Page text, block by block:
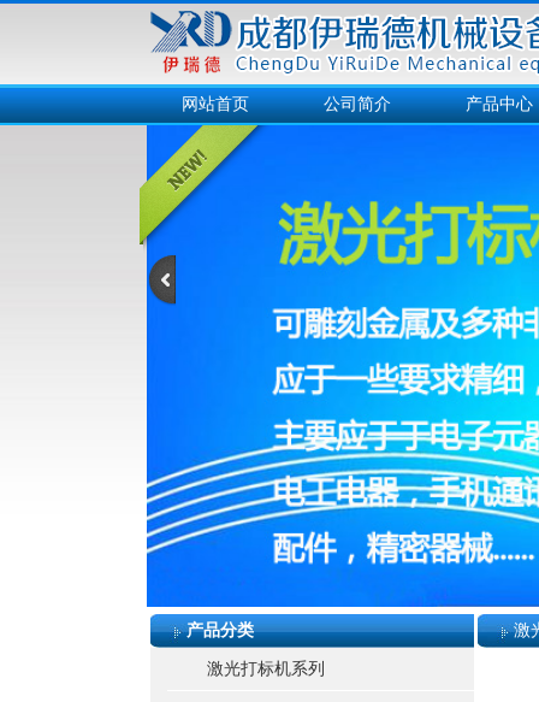
网站首页 公司简介 产品中心
产品分类
激光打标机系列
激